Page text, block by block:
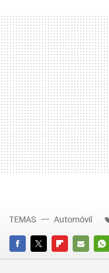
FACEBOOK
TWITTERFLIPBOARD
E-
TEMAS Automóvil